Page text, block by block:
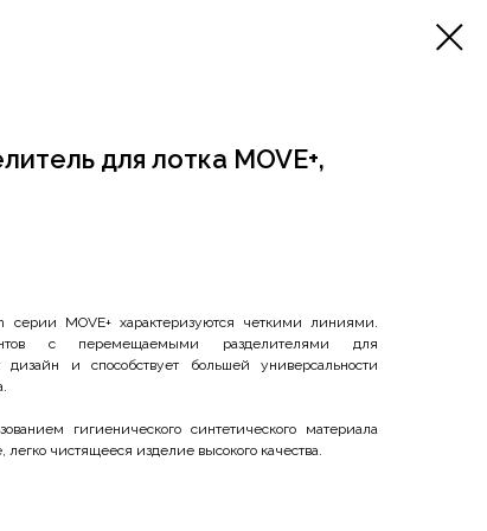
для лотка MOVE+,
серии MOVE+ характеризуются четкими линиями.
с перемещаемыми разделителями для
дизайн и способствует большей универсальности
гигиенического синтетического материала
легко чистящееся изделие высокого качества.